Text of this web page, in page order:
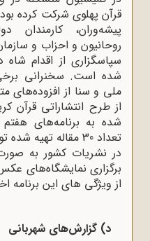
قرآن پهلوی شرکت کرده
پیشه‌وران، کارمندان
روحانیون و احزاب و
سپاسگزاری از اقدام
شده است. سخنرانی
ملی و سنا از افزوده‌های
از طرح انتشاراتی قرآن
تعداد 30 مقاله
در نشریات کشور به
برگزاری نمایشگاه‌های
از ویژگی های این برنامه
د) گزارش‌های شهربانی